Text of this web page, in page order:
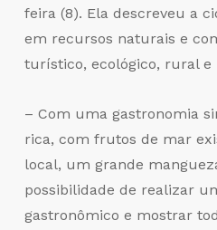
feira (8). Ela descreveu a
em recursos naturais e
turístico, ecológico, rural e
– Com uma gastronomia
rica, com frutos de mar
local, um grande
possibilidade de realizar
gastronômico e mostrar